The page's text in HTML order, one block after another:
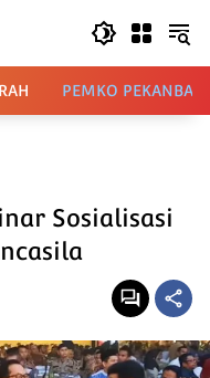
PEMKO
Sosialisasi